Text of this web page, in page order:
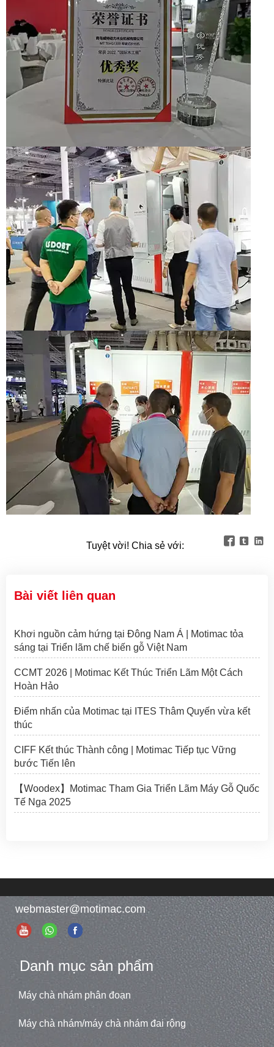
Tuyệt vời! Chia sẻ với:   
Bài viết liên quan
Khơi nguồn cảm hứng tại Đông Nam Á | Motimac tỏa
sáng tại Triển lãm chế biến gỗ Việt Nam
CCMT 2026 | Motimac Kết Thúc Triển Lãm Một Cách
Hoàn Hảo
Điểm nhấn của Motimac tại ITES Thâm Quyến vừa kết
thúc
CIFF Kết thúc Thành công | Motimac Tiếp tục Vững
bước Tiến lên
【Woodex】Motimac Tham Gia Triển Lãm Máy Gỗ Quốc
Tế Nga 2025
webmaster@motimac.com
Danh mục sản phẩm
Máy chà nhám phân đoạn
Máy chà nhám/máy chà nhám đai rộng